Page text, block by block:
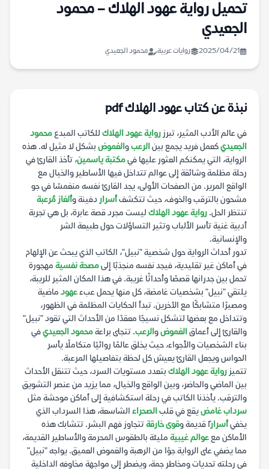
تحميل رواية عهود الهلاك – محمود
الجعيدي
2025/04/21 روايات عربية محمود الجعيدي
نبذة عن كتاب عهود الهلاك pdf
في عالم الأدب المثير، تبرز رواية عهود الهلاك للكاتب المبدع محمود
الجعيديكعمل فريد يجمع بينالرعبوالغموض بشكل لا مثيل له. هذه
الرواية، التي يمكنكم العثور عليها فيمكتبة ياسمين، تأخذ القارئ في
رحلة مظلمة وشائقة إلى عوالم تتداخل فيها الأساطير والخيال مع
الواقع المرير. من الصفحات الأولى، يجد القارئ نفسه منغمسًا في جو
مشحون بالترقب والخوف، حيث تتكشفأسرار دفينة وألغاز مُرعبة
تنتظر الحل. رواية عهود الهلاك ليست مجرد قصة عابرة، بل هي تجربة
أدبية غنية تأسر الألباب وتثير التساؤلات حول طبيعة الشر
والإنسانية.
تدور أحداث الرواية حول شخصية "نبيل"، الكاتب الذي يبحث عن الإلهام
في أماكن غير تقليدية، فيجد نفسه منجذبًا إلىمصحة نفسية مهجورة
تحمل بين جدرانها قصصًا وأحداثًا غريبة. في هذا المكان المثير للريبة،
يلتقي "نبيل" بشخصيات غامضة، كل منها يحمل عبءعهود ماضية
ومصيرًا متشابكًا مع الآخرين. تبدأ الحكايات المظلمة في الظهور،
وتتداخل مع بعضها لتشكل نسيجًا معقدًا من الأحداث التي تقود "نبيل"
والقارئ إلى أعماقالغموضوالرعب. تتجلى براعةمحمود الجعيديفي
بناء الشخصيات والأجواء، حيث يخلق عالمًا روائيًا متكاملًا يأسر
الحواس ويجعل القارئ يعيش كل لحظة بتفاصيلها المرعبة.
تتميز رواية عهود الهلاك بتعدد مستويات السرد، حيث تتنقل الأحداث
بين الماضي والحاضر، وبين الواقع والخيال، مما يزيد من عنصر التشويق
والترقب. يأخذنا الكاتب في رحلة استكشافية إلى أماكن موحشة مثل
سرداب غامضيقع في قلبالصحراء الشاسعة، هذا السرداب الذي
يخفيأسرارًا قديمة وقوى خارقةتتجاوز فهم البشر. تتشابك هذه
الأماكن مععوالم غيبية مليئة بالطقوس المحرمة والأساطير القديمة،
مما يضفي على الرواية جوًا من الرهبة والغموض العميق. يواجه "نبيل"
في رحلته تحديات ومخاطر جمة، ويضطر إلى مواجهة مخاوفه الداخلية